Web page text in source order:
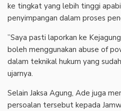
ke tingkat yang lebih tinggi
penyimpangan dalam proses
‎”Saya pasti laporkan ke
boleh menggunakan abuse of
dalam teknikal hukum yang
ujarnya.
‎Selain Jaksa Agung, Ade juga
persoalan tersebut kepada